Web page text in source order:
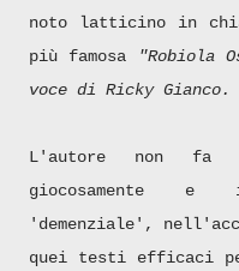
noto latticino in
più famosa
"Robiola
voce di Ricky Gianco.
L'autore non fa
giocosamente e
'demenziale',
quei testi efficaci